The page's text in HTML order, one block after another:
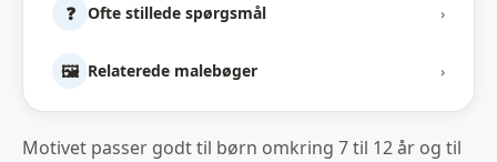
❓ Ofte stillede spørgsmål ›
🖼️ Relaterede malebøger ›
Motivet passer godt til børn omkring 7 til 12 år og til